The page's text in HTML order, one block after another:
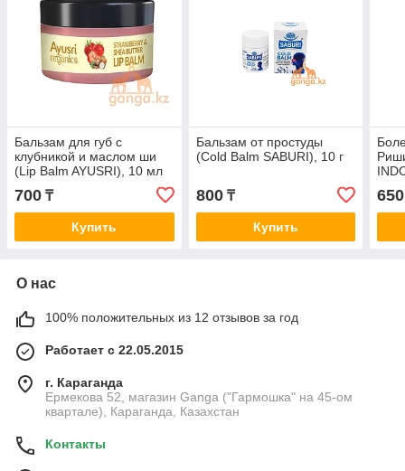
Бальзам для губ с
клубникой и маслом ши
(Lip Balm AYUSRI), 10 мл
700 ₸
Купить
Бальзам от простуды
(Cold Balm SABURI), 10 г
800₸
Купить
650
О нас
100% положительных из 12 отзывов за год
Работает с 22.05.2015
г. Караганда
Ермекова 52, магазин Ganga ("Гармошка" на 45-ом
квартале), Караганда, Казахстан
Контакты